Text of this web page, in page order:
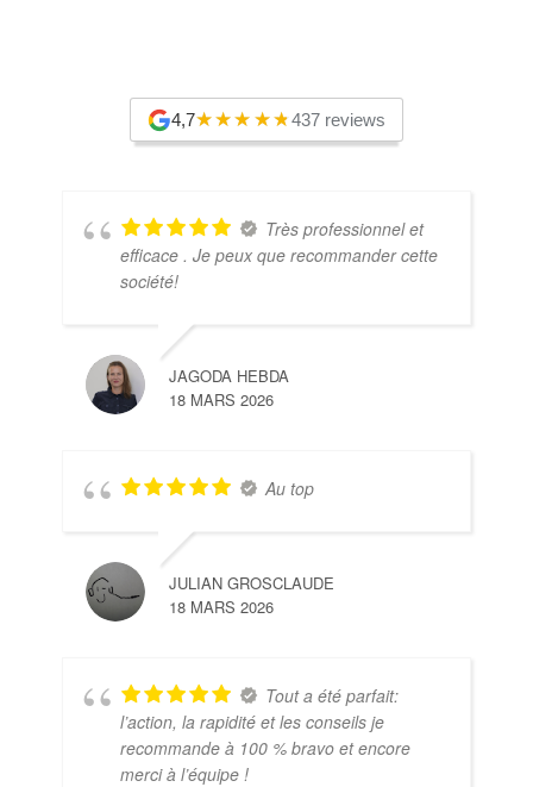
4,7 437 reviews
Très professionnel et
efficace . Je peux que recommander cette
société!
JAGODA HEBDA
18 MARS 2026
Au top
JULIAN GROSCLAUDE
18 MARS 2026
Tout a été parfait:
l’action, la rapidité et les conseils je
recommande à 100 % bravo et encore
merci à l’équipe !